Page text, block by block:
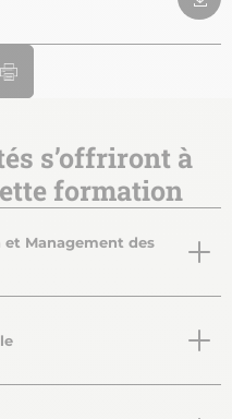
s’offriront à
formation
et Management des